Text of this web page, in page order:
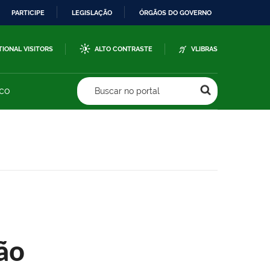
PARTICIPE LEGISLAÇÃO ÓRGÃOS DO GOVERNO
VISITORS ALTO CONTRASTE VLIBRAS
Buscar no portal